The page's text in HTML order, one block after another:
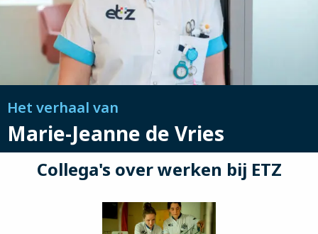
Het verhaal van
Marie-Jeanne de Vries
Collega's over werken bij ETZ